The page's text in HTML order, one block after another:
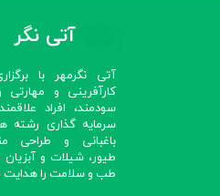
آتی نگر
آتی نگرمهر با
کارآفرینی و مهارتی
سودمند، افراد
سرمایه گذاری رشته
باغبانی و طراحی
طیور، شیلات و
طب و سلامت را هدایت